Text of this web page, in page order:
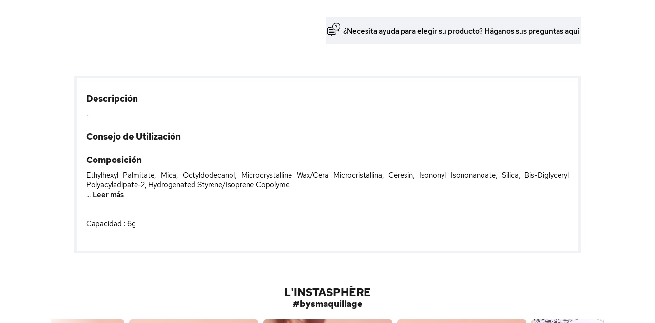
¿Necesita ayuda para elegir su producto? Háganos sus preguntas aquí
Descripción
.
Consejo de Utilización
Composición
Ethylhexyl Palmitate, Mica, Octyldodecanol, Microcrystalline Wax/Cera Microcristallina, Ceresin, Isononyl Isononanoate, Silica, Bis-Diglyceryl
Polyacyladipate-2, Hydrogenated Styrene/Isoprene Copolyme
... Leer más
Capacidad : 6g
L'INSTASPHÈRE
#bysmaquillage